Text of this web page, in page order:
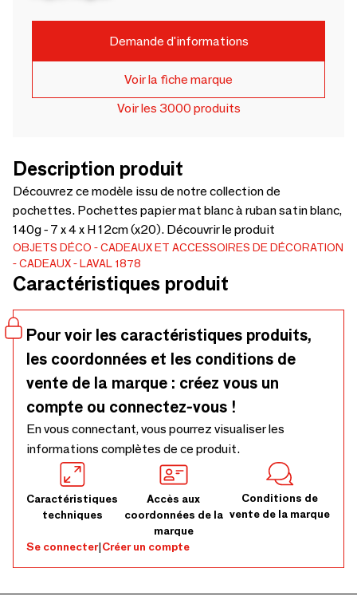
Demande d'informations
Voir la fiche marque
Voir les 3000 produits
Description produit
Découvrez ce modèle issu de notre collection de
pochettes. Pochettes papier mat blanc à ruban satin blanc,
140g - 7 x 4 x H 12cm (x20). Découvrir le produit
OBJETS DÉCO
CADEAUX ET ACCESSOIRES DE DÉCORATION
CADEAUX
LAVAL 1878
Caractéristiques produit
Pour voir les caractéristiques produits,
les coordonnées et les conditions de
vente de la marque : créez vous un
compte ou connectez-vous !
En vous connectant, vous pourrez visualiser les
informations complètes de ce produit.
Caractéristiques
techniques
Accès aux
coordonnées de la
marque
Conditions de
vente de la marque
Se connecter|Créer un compte